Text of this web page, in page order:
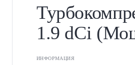
1.9 dCi
ИНФОРМАЦИЯ